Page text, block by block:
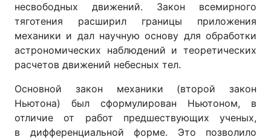
несвободных движений. Закон всемирного
тяготения расширил границы приложения
механики и дал научную основу для обработки
астрономических наблюдений и теоретических
расчетов движений небесных тел.
Основной закон механики (второй закон
Ньютона) был сформулирован Ньютоном, в
отличие от работ предшествующих ученых,
в дифференциальной форме. Это позволило